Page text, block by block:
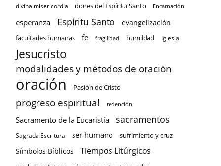
divina misericordia dones del Espíritu Santo Encarnación
esperanza Espíritu Santo evangelización
facultades humanas fe fragilidad humildad Iglesia
Jesucristo
modalidades y métodos de oración
oración Pasión de Cristo
progreso espiritual redención
Sacramento de la Eucaristía sacramentos
Sagrada Escritura ser humano sufrimiento y cruz
Símbolos Bíblicos Tiempos Litúrgicos